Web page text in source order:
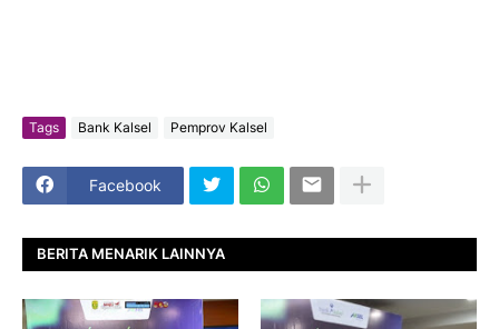
Tags Bank Kalsel Pemprov Kalsel
Facebook
BERITA MENARIK LAINNYA